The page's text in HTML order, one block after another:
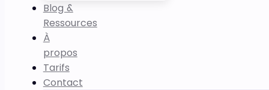
Blog &
Ressources
À
propos
Tarifs
Contact